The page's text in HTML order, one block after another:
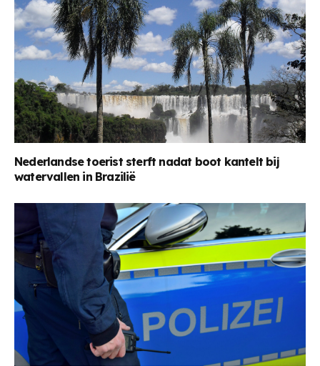
Nederlandse toerist sterft nadat boot kantelt bij
watervallen in Brazilië